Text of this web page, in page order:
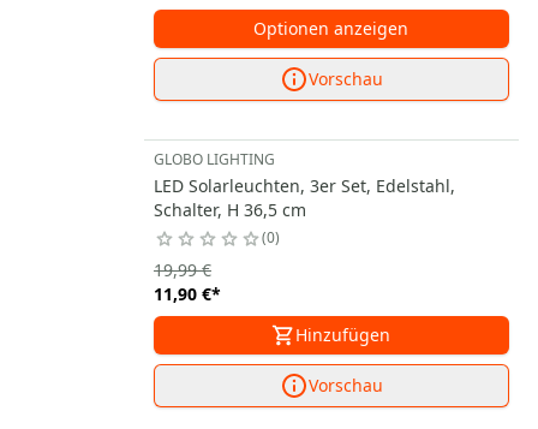
Optionen anzeigen
Vorschau
GLOBO LIGHTING
LED Solarleuchten, 3er Set, Edelstahl,
Schalter, H 36,5 cm
0
11,90 €*
19,99 €
Hinzufügen
Vorschau